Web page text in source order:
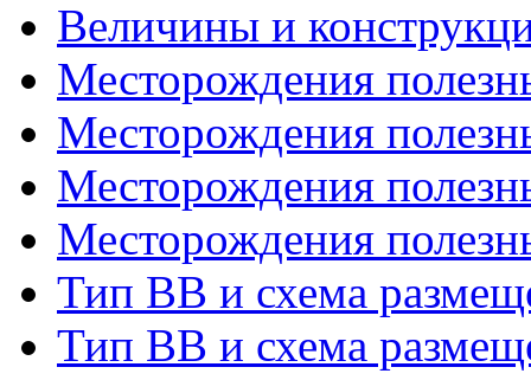
Величины и
Месторождения
Месторождения
Месторождения
Месторождения
Тип ВВ и схема
Тип ВВ и схема